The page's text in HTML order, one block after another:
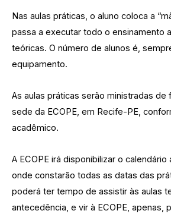
Nas aulas práticas, o aluno coloca a
passa a executar todo o ensinamento
teóricas. O número de alunos é,
equipamento.
As aulas práticas serão ministradas de
sede da ECOPE, em Recife-PE,
acadêmico.
A ECOPE irá disponibilizar o calendário
onde constarão todas as datas das
poderá ter tempo de assistir às aulas
antecedência, e vir à ECOPE, apenas,